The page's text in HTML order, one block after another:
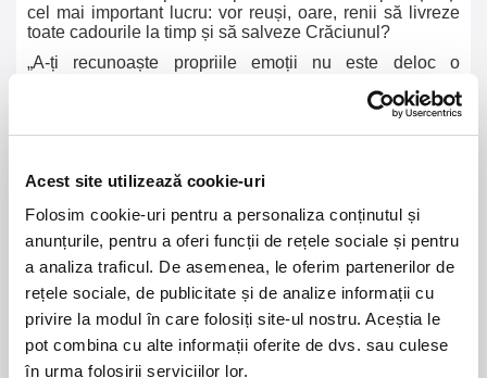
Acest site utilizează cookie-uri
Folosim cookie-uri pentru a personaliza conținutul și
anunțurile, pentru a oferi funcții de rețele sociale și pentru
a analiza traficul. De asemenea, le oferim partenerilor de
rețele sociale, de publicitate și de analize informații cu
privire la modul în care folosiți site-ul nostru. Aceștia le
pot combina cu alte informații oferite de dvs. sau culese
în urma folosirii serviciilor lor.
cel mai important lucru: vor reuși, oare, renii să livreze
toate cadourile la timp și să salveze Crăciunul?
„A-ți recunoaște propriile emoții nu este deloc o
21 - 22 august 2026
NOSTALGIA Litoral
7 mai 2027
Morgan Jay - La Dolce
Vita Tour
Sala Palatului, Bucuresti